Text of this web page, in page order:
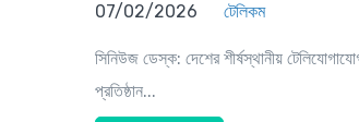
07/02/2026 টেলিকম
সিনিউজ ডেস্ক: দেশের শীর্ষস্থানীয়
প্রতিষ্ঠান...